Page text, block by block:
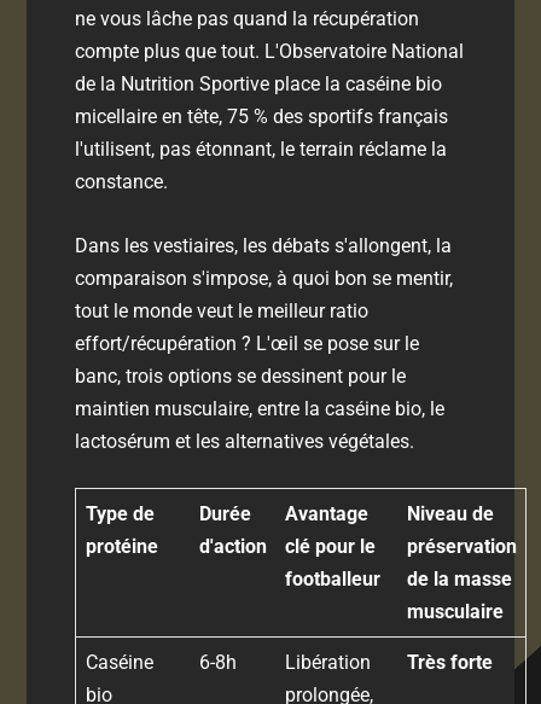
ne vous lâche pas quand la récupération
compte plus que tout. L'Observatoire National
de la Nutrition Sportive place la caséine bio
micellaire en tête, 75 % des sportifs français
l'utilisent, pas étonnant, le terrain réclame la
constance.
Dans les vestiaires, les débats s'allongent, la
comparaison s'impose, à quoi bon se mentir,
tout le monde veut le meilleur ratio
effort/récupération ? L'œil se pose sur le
banc, trois options se dessinent pour le
maintien musculaire, entre la caséine bio, le
lactosérum et les alternatives végétales.
Type de
protéine
Durée
d'action
Avantage
clé pour le
footballeur
Niveau de
préservation
de la masse
musculaire
Caséine
bio
6-8h
Libération
prolongée,
Très forte